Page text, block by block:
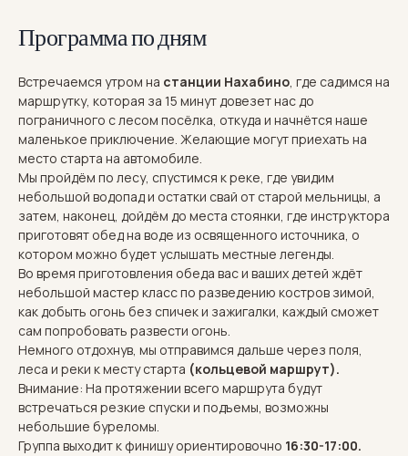
Программа по дням
Встречаемся утром на станции Нахабино, где садимся на
маршрутку, которая за 15 минут довезет нас до
пограничного с лесом посёлка, откуда и начнётся наше
маленькое приключение. Желающие могут приехать на
место старта на автомобиле.
Мы пройдём по лесу, спустимся к реке, где увидим
небольшой водопад и остатки свай от старой мельницы, а
затем, наконец, дойдём до места стоянки, где инструктора
приготовят обед на воде из освященного источника, о
котором можно будет услышать местные легенды.
Во время приготовления обеда вас и ваших детей ждёт
небольшой мастер класс по разведению костров зимой,
как добыть огонь без спичек и зажигалки, каждый сможет
сам попробовать развести огонь.
Немного отдохнув, мы отправимся дальше через поля,
леса и реки к месту старта (кольцевой маршрут).
Внимание: На протяжении всего маршрута будут
встречаться резкие спуски и подъемы, возможны
небольшие буреломы.
Группа выходит к финишу ориентировочно 16:30-17:00.